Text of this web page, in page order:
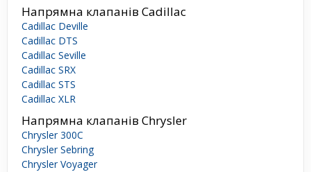
Напрямна клапанів Cadillac
Cadillac Deville
Cadillac DTS
Cadillac Seville
Cadillac SRX
Cadillac STS
Cadillac XLR
Напрямна клапанів Chrysler
Chrysler 300C
Chrysler Sebring
Chrysler Voyager